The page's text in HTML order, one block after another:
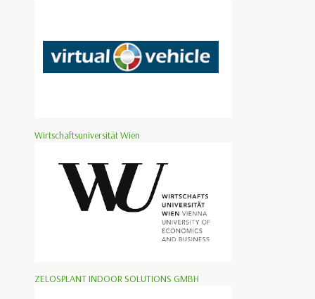
Wirtschaftsuniversität Wien
ZELOSPLANT INDOOR SOLUTIONS GMBH